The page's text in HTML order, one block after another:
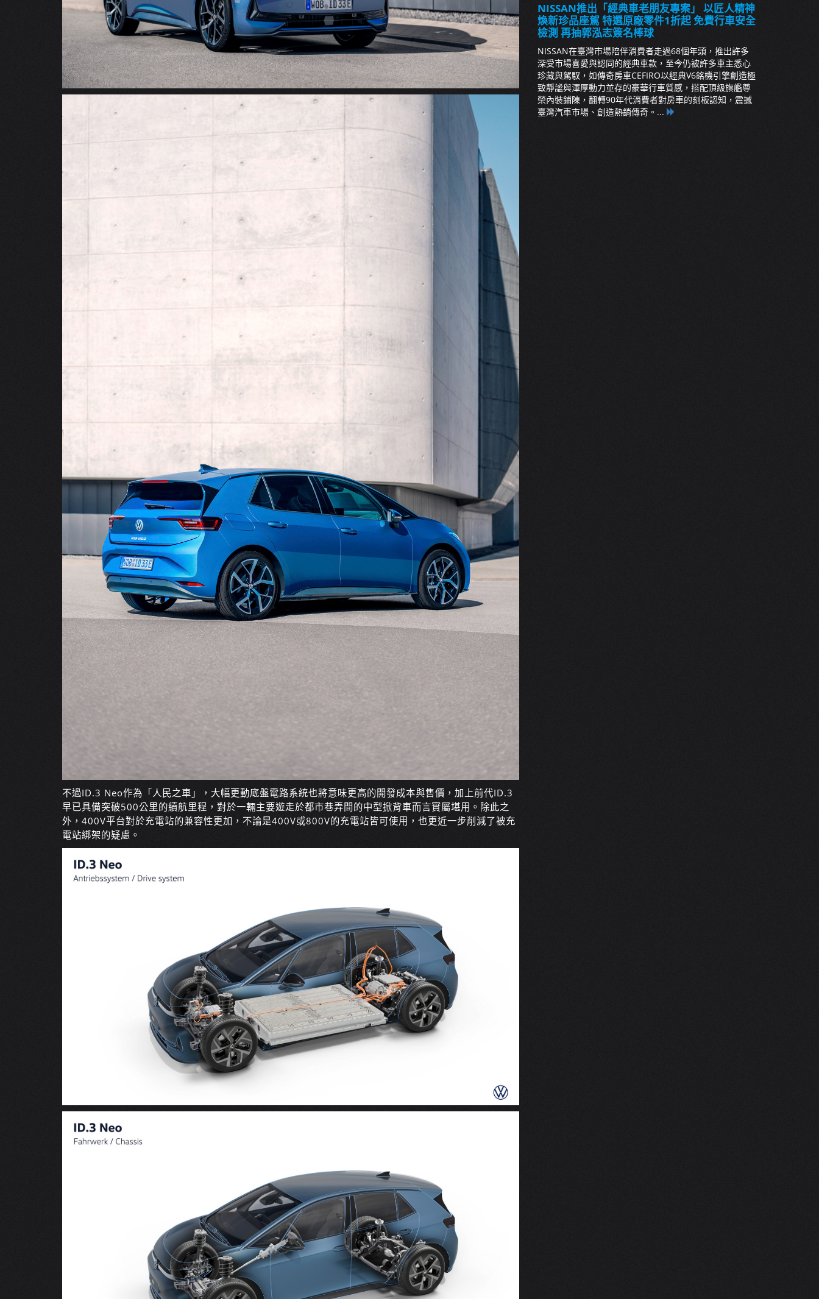
不過ID.3 Neo作為「人民之車」，大幅更動底盤電路系統也將意味更高的開發成本與售價，加上前代ID.3
早已具備突破500公里的續航里程，對於一輛主要遊走於都市巷弄間的中型掀背車而言實屬堪用。除此之
外，400V平台對於充電站的兼容性更加，不論是400V或800V的充電站皆可使用，也更近一步削減了被充
電站綁架的疑慮。
NISSAN推出「經典車老朋友專案」 以匠人精神
煥新珍品座駕 特選原廠零件1折起 免費行車安全
檢測 再抽郭泓志簽名棒球
NISSAN在臺灣市場陪伴消費者走過68個年頭，推出許多
深受市場喜愛與認同的經典車款，至今仍被許多車主悉心
珍藏與駕馭，如傳奇房車CEFIRO以經典V6銘機引擎創造極
致靜謐與渾厚動力並存的豪華行車質感，搭配頂級旗艦尊
榮內裝鋪陳，翻轉90年代消費者對房車的刻板認知，震撼
臺灣汽車市場、創造熱銷傳奇。...